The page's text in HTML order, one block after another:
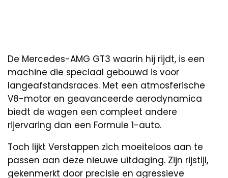
De Mercedes-AMG GT3 waarin hij rijdt, is een
machine die speciaal gebouwd is voor
langeafstandsraces. Met een atmosferische
V8-motor en geavanceerde aerodynamica
biedt de wagen een compleet andere
rijervaring dan een Formule 1-auto.
Toch lijkt Verstappen zich moeiteloos aan te
passen aan deze nieuwe uitdaging. Zijn rijstijl,
gekenmerkt door precisie en agressieve